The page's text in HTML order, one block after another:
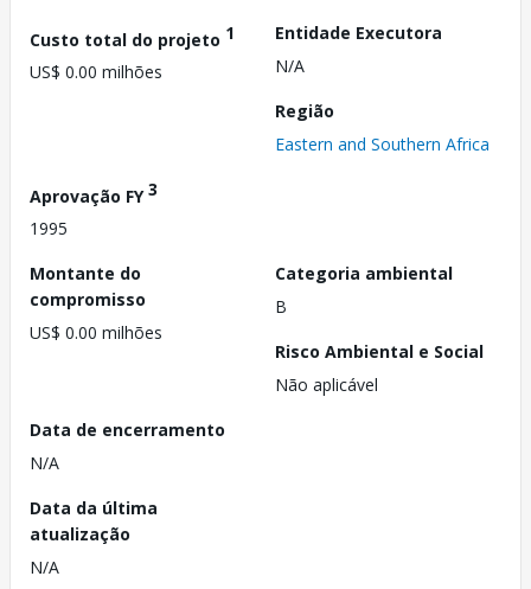
Custo total do projeto 1
US$ 0.00 milhões
Entidade Executora
N/A
Região
Eastern and Southern Africa
Aprovação FY3
1995
Montante do
compromisso
US$ 0.00 milhões
Categoria ambiental
B
Risco Ambiental e Social
Não aplicável
Data de encerramento
N/A
Data da última
atualização
N/A